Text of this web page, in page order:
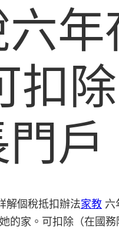
扣
戶
解個稅抵扣辦法家教 六
家。可扣除（在國務